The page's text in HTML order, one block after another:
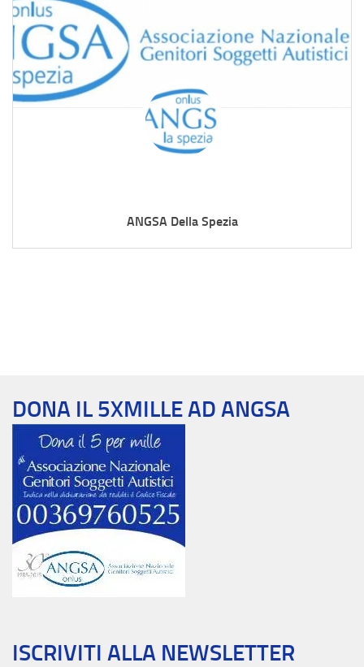
ANGSA Della Spezia
DONA IL 5XMILLE AD ANGSA
ISCRIVITI ALLA NEWSLETTER